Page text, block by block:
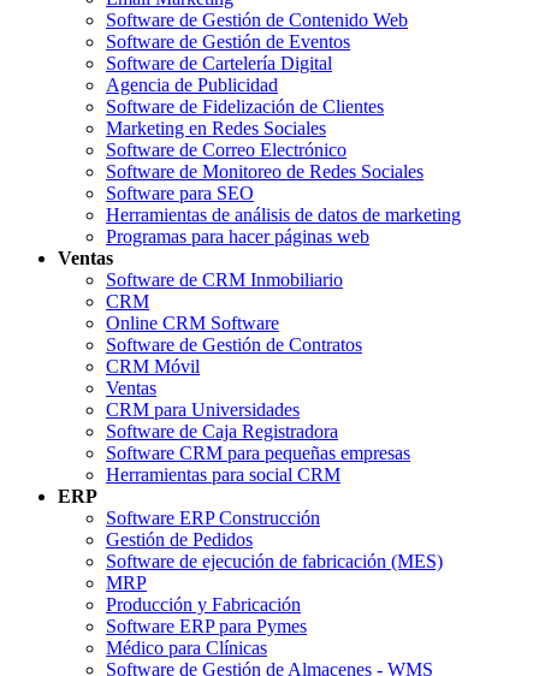
Software de Gestión de Contenido Web
Software de Gestión de Eventos
Software de Cartelería Digital
Agencia de Publicidad
Software de Fidelización de Clientes
Marketing en Redes Sociales
Software de Correo Electrónico
Software de Monitoreo de Redes Sociales
Software para SEO
Herramientas de análisis de datos de marketing
Programas para hacer páginas web
Ventas
Software de CRM Inmobiliario
CRM
Online CRM Software
Software de Gestión de Contratos
CRM Móvil
Ventas
CRM para Universidades
Software de Caja Registradora
Software CRM para pequeñas empresas
Herramientas para social CRM
ERP
Software ERP Construcción
Gestión de Pedidos
Software de ejecución de fabricación (MES)
MRP
Producción y Fabricación
Software ERP para Pymes
Médico para Clínicas
Software de Gestión de Almacenes - WMS